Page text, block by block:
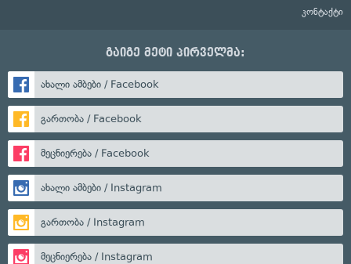
კონტაქტი
გაიგე მეტი პირველმა:
ახალი ამბები / Facebook
გართობა / Facebook
მეცნიერება / Facebook
ახალი ამბები / Instagram
გართობა / Instagram
მეცნიერება / Instagram